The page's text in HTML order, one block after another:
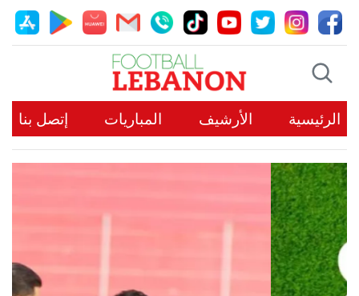
الرئيسية الأرشيف المباريات إتصل بنا